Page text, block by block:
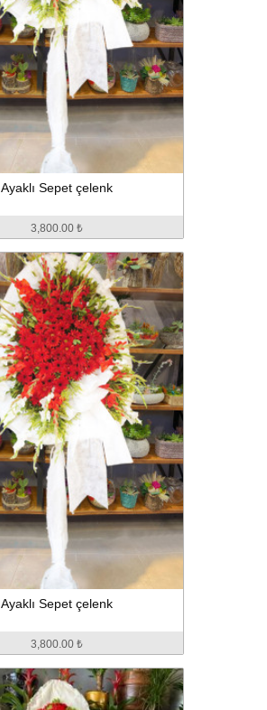
Ayaklı Sepet çelenk
3,800.00 ₺
Ayaklı Sepet çelenk
3,800.00 ₺